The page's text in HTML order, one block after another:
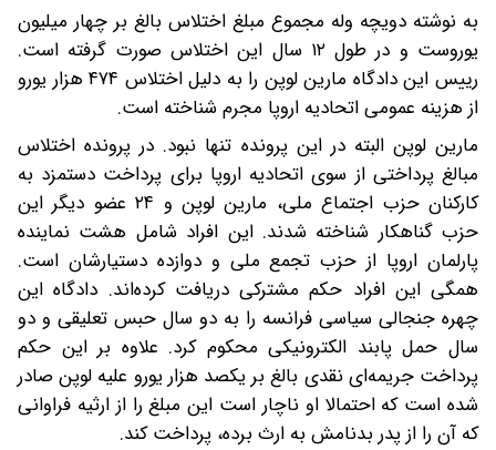
به نوشته دویچه وله مجموع مبلغ اختلاس بالغ بر چهار میلیون
یوروست و در طول ۱۲ سال این اختلاس صورت گرفته است.
رییس این دادگاه مارین لوپن را به دلیل اختلاس ۴۷۴ هزار یورو
از هزینه عمومی اتحادیه اروپا مجرم شناخته است.
مارین لوپن البته در این پرونده تنها نبود. در پرونده اختلاس
مبالغ پرداختی از سوی اتحادیه اروپا برای پرداخت دستمزد به
کارکنان حزب اجتماع ملی، مارین لوپن و ۲۴ عضو دیگر این
حزب گناهکار شناخته شدند. این افراد شامل هشت نماینده
پارلمان اروپا از حزب تجمع ملی و دوازده دستیارشان است.
همگی این افراد حکم مشترکی دریافت کرده‌اند. دادگاه این
چهره جنجالی سیاسی فرانسه را به دو سال حبس تعلیقی و دو
سال حمل پابند الکترونیکی محکوم کرد. علاوه بر این حکم
پرداخت جریمه‌ای نقدی بالغ بر یکصد هزار یورو علیه لوپن صادر
شده است که احتمالا او ناچار است این مبلغ را از ارثیه فراوانی
که آن را از پدر بدنامش به ارث برده، پرداخت کند.